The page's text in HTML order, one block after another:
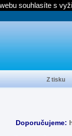
Doporučujeme:
Z tisku
souhlasíte s